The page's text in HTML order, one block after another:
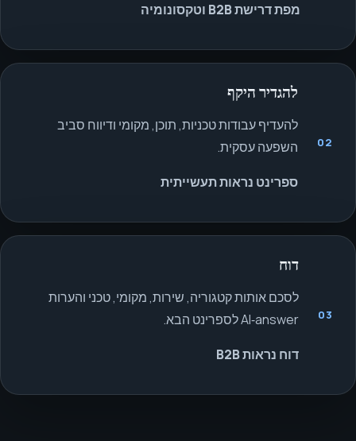
מפת דרישת B2B וטקסונומיה
02
להגדיר היקף
להעדיף עבודות טכניות, תוכן, מקומי ודיווח סביב
השפעה עסקית.
ספרינט נראות תעשייתית
03
דוח
לסכם אותות קטגוריה, שירות, מקומי, טכני והערות
AI‑answer לספרינט הבא.
דוח נראות B2B